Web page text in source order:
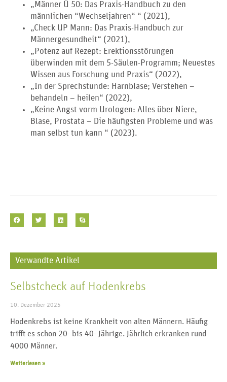
„Männer Ü 50: Das Praxis-Handbuch zu den
männlichen “Wechseljahren“ “ (2021),
„Check UP Mann: Das Praxis-Handbuch zur
Männergesundheit“ (2021),
„Potenz auf Rezept: Erektionsstörungen
überwinden mit dem 5-Säulen-Programm; Neuestes
Wissen aus Forschung und Praxis“ (2022),
„In der Sprechstunde: Harnblase; Verstehen –
behandeln – heilen“ (2022),
„Keine Angst vorm Urologen: Alles über Niere,
Blase, Prostata – Die häufigsten Probleme und was
man selbst tun kann “ (2023).
Verwandte Artikel
Selbstcheck auf Hodenkrebs
10. Dezember 2025
Hodenkrebs ist keine Krankheit von alten Männern. Häufig
trifft es schon 20- bis 40- Jährige. Jährlich erkranken rund
4000 Männer.
Weiterlesen »